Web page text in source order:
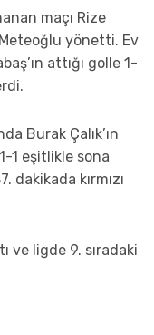
maçı Rize
yönetti. Ev
attığı golle 1-
Burak Çalık’ın
1 eşitlikle sona
dakikada kırmızı
ve ligde 9. sıradaki